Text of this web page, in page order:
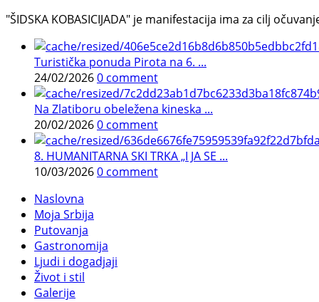
"ŠIDSKA KOBASICIJADA" je manifestacija ima za cilj
Turistička ponuda Pirota na 6. ...
24/02/20260 comment
Na Zlatiboru obeležena kineska ...
20/02/20260 comment
8. HUMANITARNA SKI TRKA „I JA SE ...
10/03/20260 comment
Naslovna
Moja Srbija
Putovanja
Gastronomija
Ljudi i dogadjaji
Život i stil
Galerije